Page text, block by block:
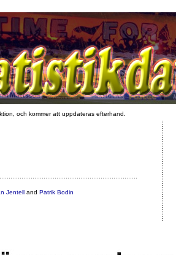
och kommer att uppdateras efterhand.
Jentelland Patrik Bodin